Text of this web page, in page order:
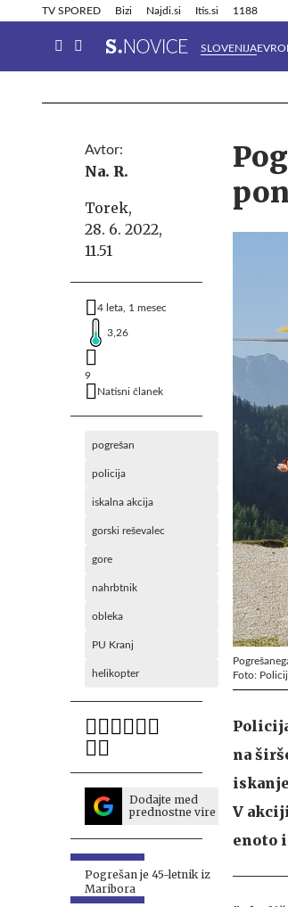
TV SPORED Bizi Najdi.si Itis.si 1188
SLOVENIJA
Info in obvestila Tehnik
Avtor:
Na. R.
Torek,
28. 6. 2022,
11.51
4 leta, 1 mesec
3,26
9
Natisni članek
pogrešan
policija
iskalna akcija
gorski reševalec
gore
nahrbtnik
obleka
PU Kranj
helikopter
Dodajte med
prednostne vire
Pogrešan je 45-letnik iz
Maribora
Foto:
na
V
enoto